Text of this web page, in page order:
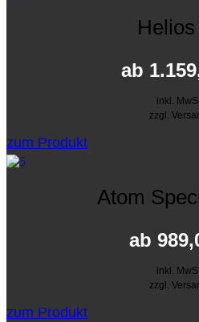
ab
inkl.
zzgl.
zum Produkt
Atom
ab
inkl.
zzgl.
zum Produkt